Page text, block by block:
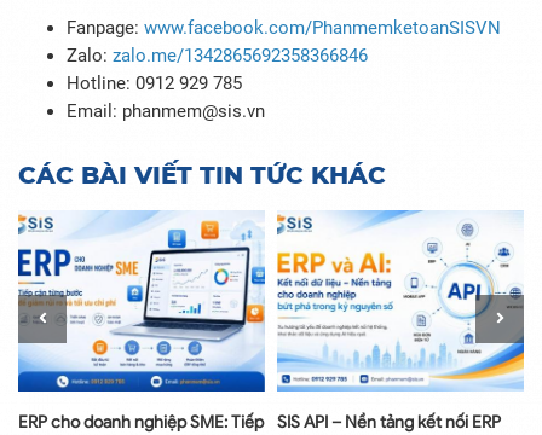
Fanpage: www.facebook.com/PhanmemketoanSISVN
Zalo: zalo.me/1342865692358366846
Hotline: 0912 929 785
Email: phanmem@sis.vn
CÁC BÀI VIẾT TIN TỨC KHÁC
ERP cho doanh nghiệp SME: Tiếp
SIS API – Nền tảng kết nối ERP